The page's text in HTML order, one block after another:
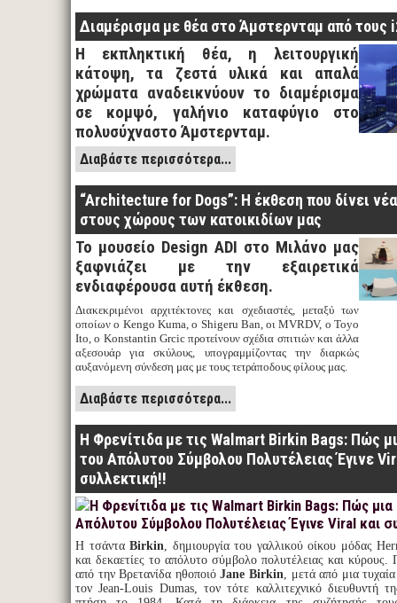
Διαμέρισμα με θέα στο Άμστερνταμ από τους
Η εκπληκτική θέα, η λειτουργική
κάτοψη, τα ζεστά υλικά και απαλά
χρώματα αναδεικνύουν το διαμέρισμα
σε κομψό, γαλήνιο καταφύγιο στο
πολυσύχναστο Άμστερνταμ.
Διαβάστε περισσότερα...
“Architecture for Dogs”: Η έκθεση που δίνει
στους χώρους των κατοικιδίων μας
Το μουσείο Design ADI στο Μιλάνο μας
ξαφνιάζει με την εξαιρετικά
ενδιαφέρουσα αυτή έκθεση.
Διακεκριμένοι αρχιτέκτονες και σχεδιαστές, μεταξύ των
οποίων ο Kengo Kuma, ο Shigeru Ban, οι MVRDV, ο Toyo
Ito, ο Konstantin Grcic προτείνουν σχέδια σπιτιών και άλλα
αξεσουάρ για σκύλους, υπογραμμίζοντας την διαρκώς
αυξανόμενη σύνδεση μας με τους τετράποδους φίλους μας.
Διαβάστε περισσότερα...
Η Φρενίτιδα με τις Walmart Birkin Bags: Πώς
του Απόλυτου Σύμβολου Πολυτέλειας Έγινε
συλλεκτική!!
Η τσάντα Birkin, δημιουργία του γαλλικού οίκου μόδας
και δεκαετίες το απόλυτο σύμβολο πολυτέλειας και
από την Βρετανίδα ηθοποιόJane Birkin, μετά από μια
τον Jean-Louis Dumas, τον τότε καλλιτεχνικό διευθυντή